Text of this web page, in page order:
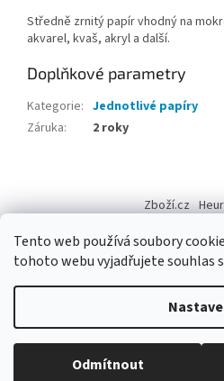
Tento web používá soubory
tohoto webu vyjadřujete souhlas
Odmítnout
Středně zrnitý papír vhodný na
akvarel, kvaš, akryl a další.
Doplňkové parametry
Kategorie: Jednotlivé papíry
Záruka: 2 roky
p
Zboží.cz
Copyright 2026Výtvarné potřeby
vyhrazena.
Upravit